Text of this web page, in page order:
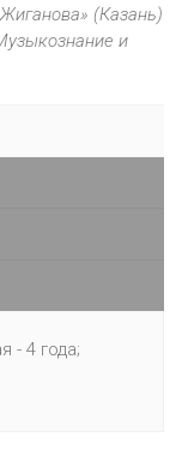
(Казань)
и
- 4 года;